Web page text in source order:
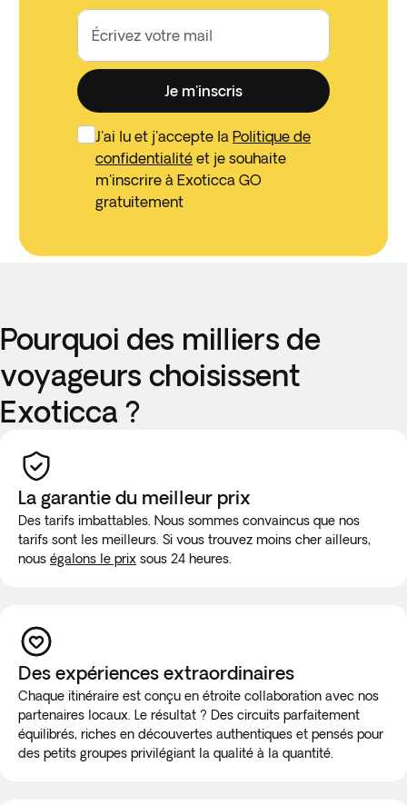
Écrivez votre mail
Je m'inscris
J'ai lu et j'accepte la Politique de
confidentialité et je souhaite
m'inscrire à Exoticca GO
gratuitement
Pourquoi des milliers de
voyageurs choisissent
Exoticca ?
La garantie du meilleur prix
Des tarifs imbattables. Nous sommes convaincus que nos
tarifs sont les meilleurs. Si vous trouvez moins cher ailleurs,
nous égalons le prix sous 24 heures.
Des expériences extraordinaires
Chaque itinéraire est conçu en étroite collaboration avec nos
partenaires locaux. Le résultat ? Des circuits parfaitement
équilibrés, riches en découvertes authentiques et pensés pour
des petits groupes privilégiant la qualité à la quantité.